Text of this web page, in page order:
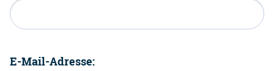
E-Mail-Adresse: